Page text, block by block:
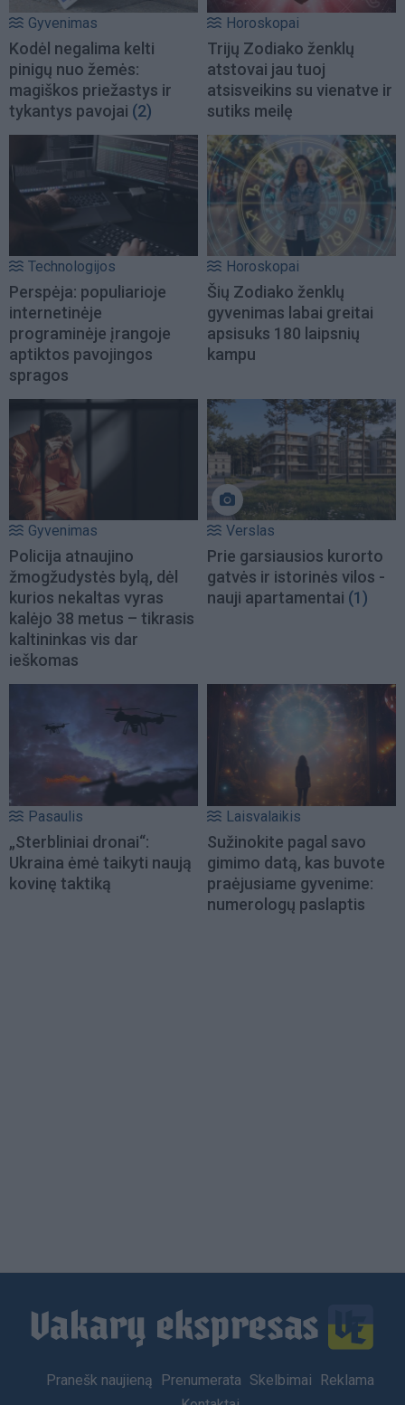
Gyvenimas
Kodėl negalima kelti
pinigų nuo žemės:
magiškos priežastys ir
tykantys pavojai (2)
Horoskopai
Trijų Zodiako ženklų
atstovai jau tuoj
atsisveikins su vienatve ir
sutiks meilę
Technologijos
Perspėja: populiarioje
internetinėje
programinėje įrangoje
aptiktos pavojingos
spragos
Horoskopai
Šių Zodiako ženklų
gyvenimas labai greitai
apsisuks 180 laipsnių
kampu
Gyvenimas
Policija atnaujino
žmogžudystės bylą, dėl
kurios nekaltas vyras
kalėjo 38 metus – tikrasis
kaltininkas vis dar
ieškomas
Verslas
Prie garsiausios kurorto
gatvės ir istorinės vilos -
nauji apartamentai (1)
Pasaulis
„Sterbliniai dronai“:
Ukraina ėmė taikyti naują
kovinę taktiką
Laisvalaikis
Sužinokite pagal savo
gimimo datą, kas buvote
praėjusiame gyvenime:
numerologų paslaptis
Footer
Pranešk naujieną Prenumerata Skelbimai
Reklama